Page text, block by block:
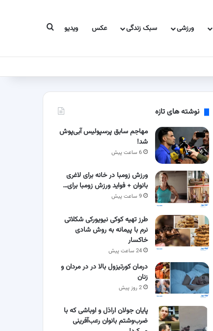
ورزشی سبک زندگی عکس ویدیو جستجو برای
نوشته های تازه
مهاجم سابق پرسپولیس آبی‌پوش
شد!
6 ساعت پیش
ورزش زومبا در خانه برای لاغری
بانوان + فواید ورزش زومبا برای…
9 ساعت پیش
طرز تهیه کوکی نیویورکی شکلاتی
نرم با پیمانه به روش شادی
خاکسار
24 ساعت پیش
درمان کورتیزول بالا در در مردان و
زنان
2 روز پیش
پایان جولان اراذل و اوباشی که با
ضرب‌وشتم بانوان رعب‌آفرینی